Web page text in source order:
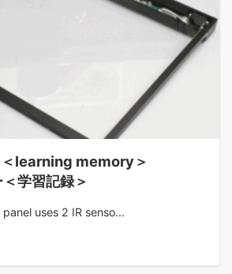
learning memory＞
学習記録＞
uses 2 IR senso...